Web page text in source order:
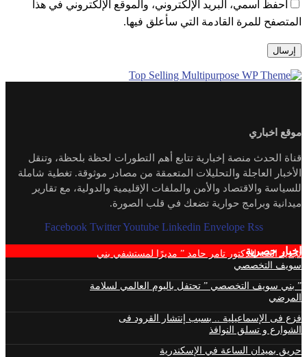
احفظ اسمي، البريد الإلكتروني، والموقع الإلكتروني في هذا
المتصفح للمرة القادمة التي سأعلق فيها.
موقع اخباري
قناة الحدث منصة إخبارية تتابع أهم التطورات لحظة بلحظة، وتنقل
الأخبار العاجلة والتحليلات المتعمقة من مصادر موثوقة. تغطية شاملة
للسياسة والاقتصاد والأمن والملفات الإقليمية والدولية، مع تقارير
ميدانية وبرامج حوارية تضعك في قلب الصورة.
Facebook Twitter Youtube Linkedin Envelope Rss
اخبار حصرية
تجديد الثقة للدكتور تامر حامد ” مديرًا لمستشفي بني
سويف التخصصي
” بني سويف التخصصي ” تحتفل باليوم العالمي لسلامة
المرضي
فزع فى الإسماعيلية .. بسبب إنتشار القرود فى
الشوارع و تسلق النوافذ
حريق بميدان الساعة في الإسكندرية